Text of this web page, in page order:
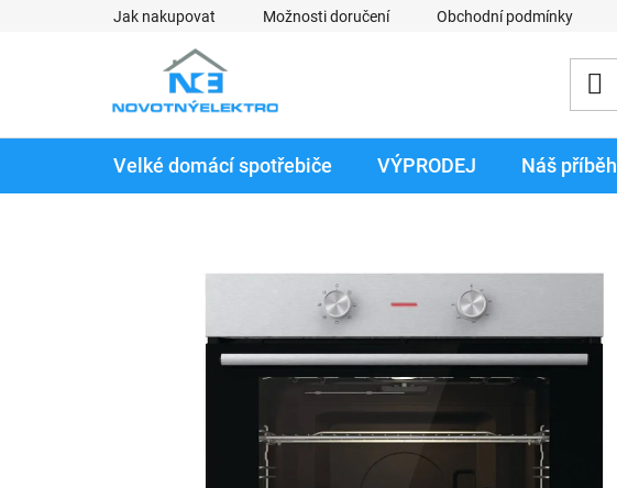
Jak nakupovat Možnosti doručení Obchodní podmínky
Velké domácí spotřebiče VÝPRODEJ Náš příběh